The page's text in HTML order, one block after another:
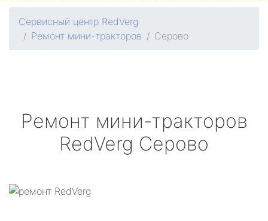
Сервисный центр RedVerg
Ремонт мини-тракторов
Серово
Ремонт мини-тракторов
RedVerg Серово